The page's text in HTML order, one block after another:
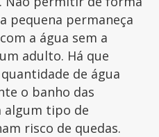
pequena permaneça
a água sem a
adulto. Há que
de água
o banho das
algum tipo de
risco de quedas.